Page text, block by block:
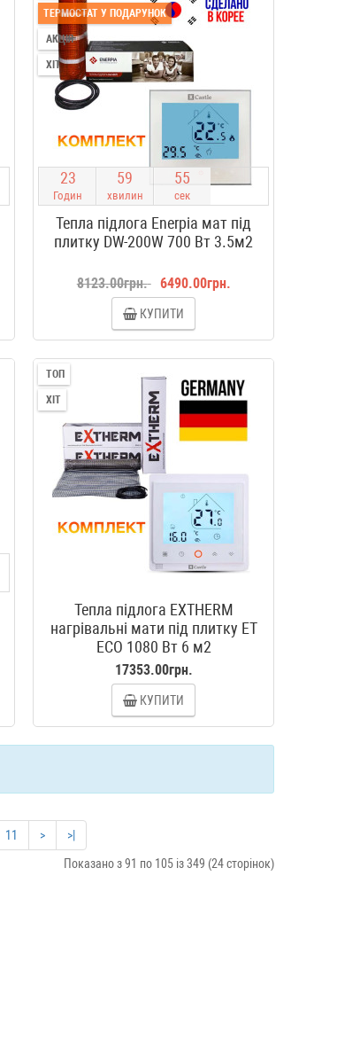
ТЕРМОСТАТ У ПОДАРУНОК
АКЦІЯ
ХІТ
23
Годин
59
хвилин
54
сек
Тепла підлога Enerpia мат під
плитку DW-200W 700 Вт 3.5м2
8123.00грн. 6490.00грн.
КУПИТИ
ТОП
ХІТ
Тепла підлога EXTHERM
нагрівальні мати під плитку ЕТ
ЕСО 1080 Вт 6 м2
17353.00грн.
КУПИТИ
11 >
>|
Показано з 91 по 105 із 349 (24 сторінок)